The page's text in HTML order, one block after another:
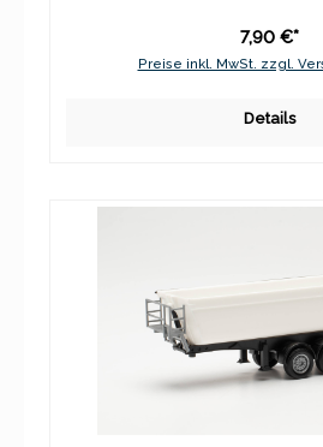
7,90 €*
Preise inkl. MwSt. zzgl.
Details